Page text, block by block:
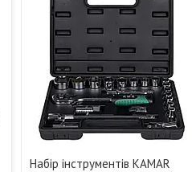
Набір інструментів KAMAR